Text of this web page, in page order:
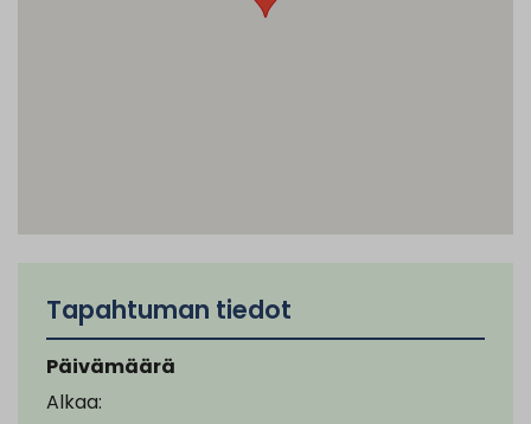
Tapahtuman tiedot
Päivämäärä
Alkaa: